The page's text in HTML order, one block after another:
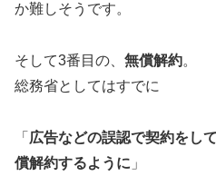
か難しそうです。
そして3番目の、 無償解約。
総務省としてはすでに
「 広告などの誤認で契約をし
償解約するように 」